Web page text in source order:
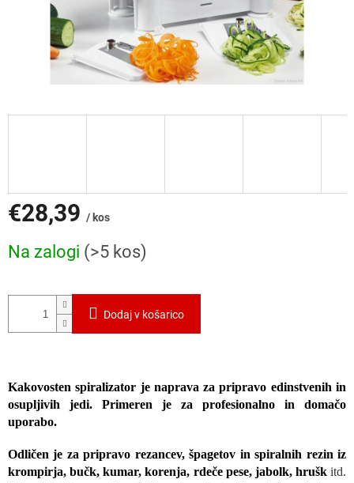
€28,39 / kos
mere:
Na zalogi (>5 kos)
Dodaj v košarico
Kakovosten spiralizator je naprava za pripravo edinstvenih in
osupljivih jedi. Primeren je za profesionalno in domačo
uporabo.
Odličen je za pripravo rezancev, špagetov in spiralnih rezin iz
krompirja, bučk, kumar, korenja, rdeče pese, jabolk, hrušk itd.